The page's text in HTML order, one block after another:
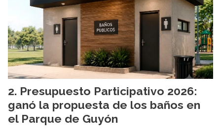
Presupuesto Participativo 2026:
ganó la propuesta de los baños en
el Parque de Guyón